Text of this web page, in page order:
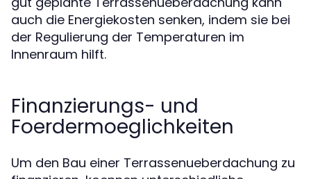
auch die Energiekosten senken, indem sie bei
der Regulierung der Temperaturen im
Innenraum hilft.
Finanzierungs- und
Foerdermoeglichkeiten
Um den Bau einer Terrassenueberdachung zu